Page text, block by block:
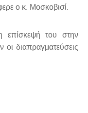
ο κ. Μοσκοβισί.
επίσκεψή του στην
οι διαπραγματεύσεις